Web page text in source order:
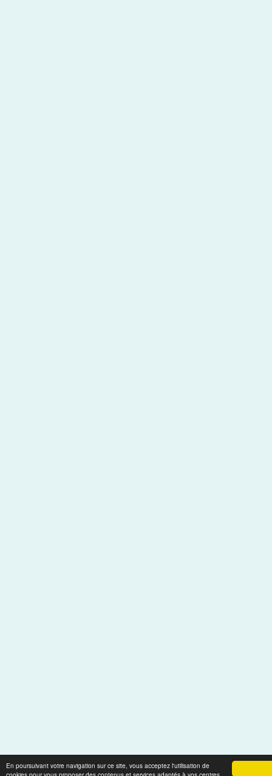
En poursuivant votre navigation sur ce site, vous acceptez l'utilisation de